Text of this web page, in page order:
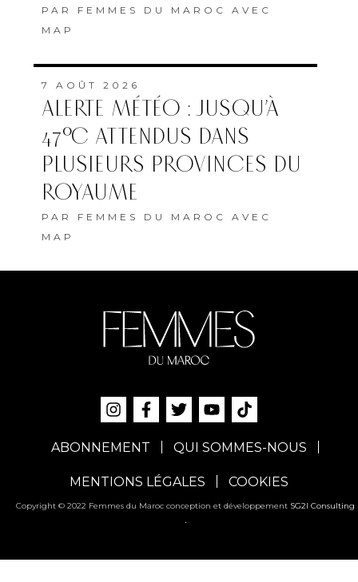
PAR FEMMES DU MAROC AVEC
MAP
7 AOÛT 2026
ALERTE MÉTÉO : JUSQU’À
47°C ATTENDUS DANS
PLUSIEURS PROVINCES DU
ROYAUME
PAR FEMMES DU MAROC AVEC
MAP
ABONNEMENT QUI SOMMES-NOUS
MENTIONS LÉGALES COOKIES
Copyright © 2022 Femmes du Maroc conception et développement SG2I Consulting